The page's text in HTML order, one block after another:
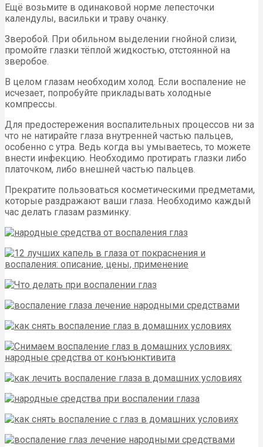
Ещё возьмите в одинаковой норме лепесточки
календулы, васильки и траву очанку.
Зверобой. При обильном выделении гнойной слизи,
промойте глазки тёплой жидкостью, отстоянной на
зверобое.
В целом глазам необходим холод. Если воспаление не
исчезает, попробуйте прикладывать холодные
компрессы.
Для предостережения воспалительных процессов ни за
что не натирайте глаза внутренней частью пальцев,
особенно с утра. Ведь когда вы умываетесь, то можете
внести инфекцию. Необходимо протирать глазки либо
платочком, либо внешней частью пальцев.
Прекратите пользоваться косметическими предметами,
которые раздражают ваши глаза. Необходимо каждый
час делать глазам разминку.